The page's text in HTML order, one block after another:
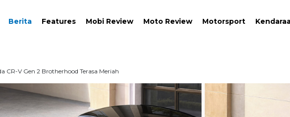
Berita Features Mobi Review Moto Review Motorsport
CR-V Gen 2 Brotherhood Terasa Meriah